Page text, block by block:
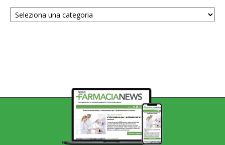
Scegli
una